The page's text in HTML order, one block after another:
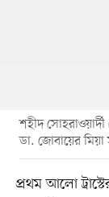
শহীদ
ডা. জোবায়ের মিয়া
প্রথম আলো